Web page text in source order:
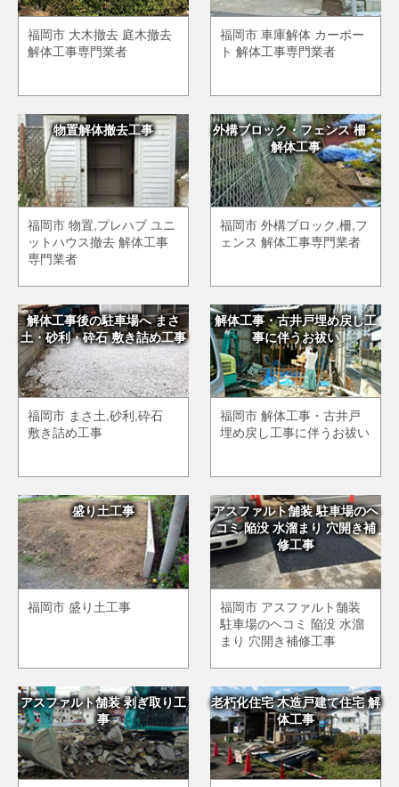
福岡市 大木撤去 庭木撤去
解体工事専門業者
福岡市 車庫解体 カーポー
ト 解体工事専門業者
物置解体撤去工事
福岡市 物置,プレハブ ユニ
ットハウス撤去 解体工事
専門業者
外構ブロック・フェンス 柵・
解体工事
福岡市 外構ブロック,柵,フ
ェンス 解体工事専門業者
解体工事後の駐車場へ まさ
土・砂利・砕石 敷き詰め工事
福岡市 まさ土,砂利,砕石
敷き詰め工事
解体工事・古井戸埋め戻し工
事に伴うお祓い
福岡市 解体工事・古井戸
埋め戻し工事に伴うお祓い
盛り土工事
福岡市 盛り土工事
アスファルト舗装 駐車場のヘ
コミ 陥没 水溜まり 穴開き補
修工事
福岡市 アスファルト舗装
駐車場のヘコミ 陥没 水溜
まり 穴開き補修工事
アスファルト舗装 剥ぎ取り工
事
老朽化住宅 木造戸建て住宅 解
体工事